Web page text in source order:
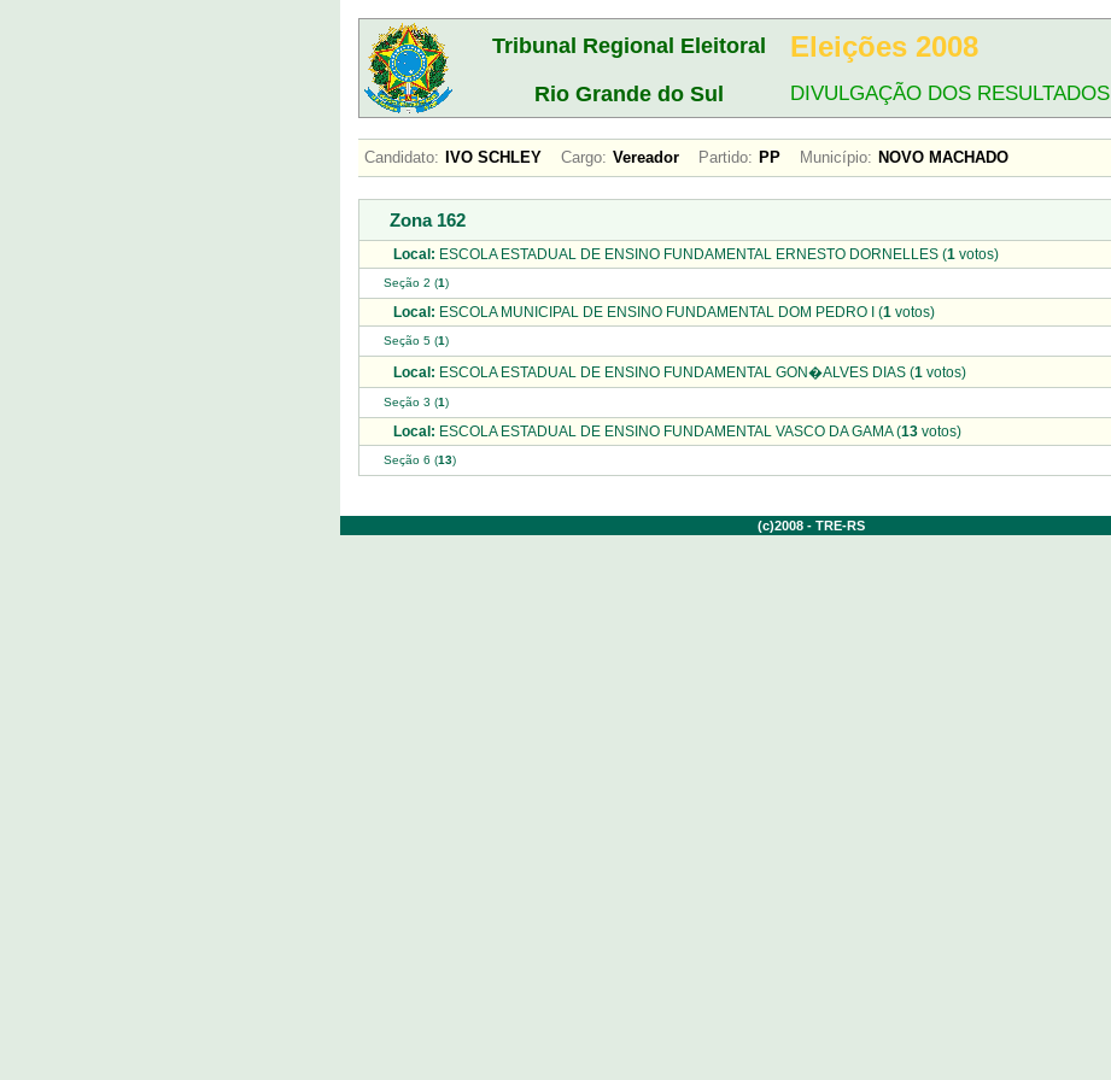
Tribunal Regional Eleitoral Eleições 2008
Rio Grande do Sul DIVULGAÇÃO DOS RESULTADOS
Candidato: IVO SCHLEY Cargo: Vereador Partido: PP Município: NOVO MACHADO
Zona 162
Local: ESCOLA ESTADUAL DE ENSINO FUNDAMENTAL ERNESTO DORNELLES (1 votos)
Seção 2 (1)
Local: ESCOLA MUNICIPAL DE ENSINO FUNDAMENTAL DOM PEDRO I (1 votos)
Seção 5 (1)
Local: ESCOLA ESTADUAL DE ENSINO FUNDAMENTAL GON�ALVES DIAS (1 votos)
Seção 3 (1)
Local: ESCOLA ESTADUAL DE ENSINO FUNDAMENTAL VASCO DA GAMA (13 votos)
Seção 6 (13)
(c)2008 - TRE-RS